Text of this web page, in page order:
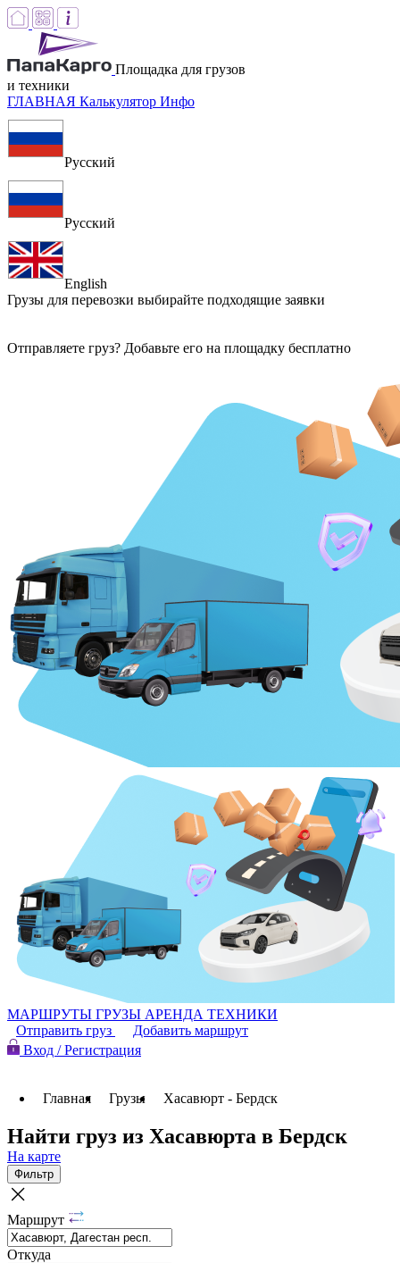
Площадка для грузов
и техники
ГЛАВНАЯ Калькулятор Инфо
Русский
Русский
English
Грузы для перевозки выбирайте подходящие заявки
Отправляете груз? Добавьте его на площадку бесплатно
МАРШРУТЫ ГРУЗЫ АРЕНДА ТЕХНИКИ
Отправить груз
Добавить маршрут
Вход / Регистрация
Главная Грузы Хасавюрт - Бердск
Найти груз из Хасавюрта в Бердск
На карте
Фильтр
Маршрут
Откуда